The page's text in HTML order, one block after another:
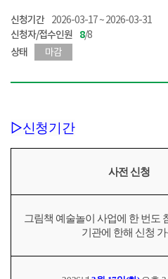
신청기간
2026-03-17 ~ 2026-03-31
신청자/접수인원
8/8
상태
마감
▷신청기간
사전 신청
그림책 예술놀이 사업에 한 번도
기관에 한해 신청